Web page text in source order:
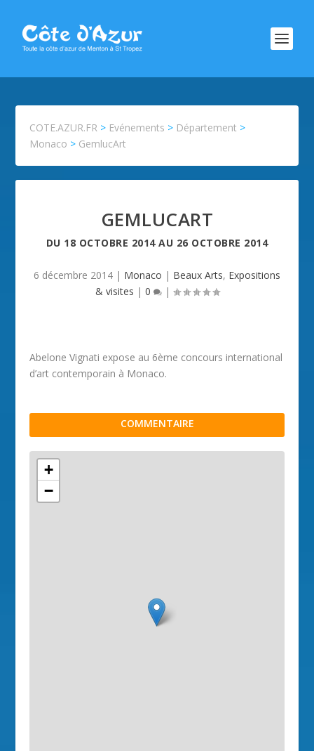
COTE.AZUR.FR > Evénements > Département >
Monaco > GemlucArt
GEMLUCART
DU 18 OCTOBRE 2014AU 26 OCTOBRE 2014
6 décembre 2014 | Monaco | Beaux Arts, Expositions
& visites | 0 |
Abelone Vignati expose au 6ème concours international
d’art contemporain à Monaco.
COMMENTAIRE
+
−